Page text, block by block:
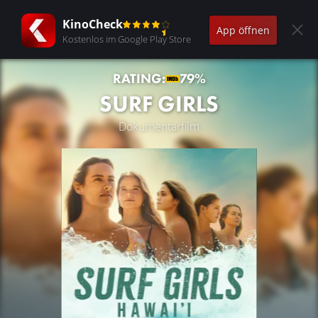
KinoCheck
Kostenlos im Google Play Store
App öffnen
RATING: 79%
SURF GIRLS
Dokumentarfilm